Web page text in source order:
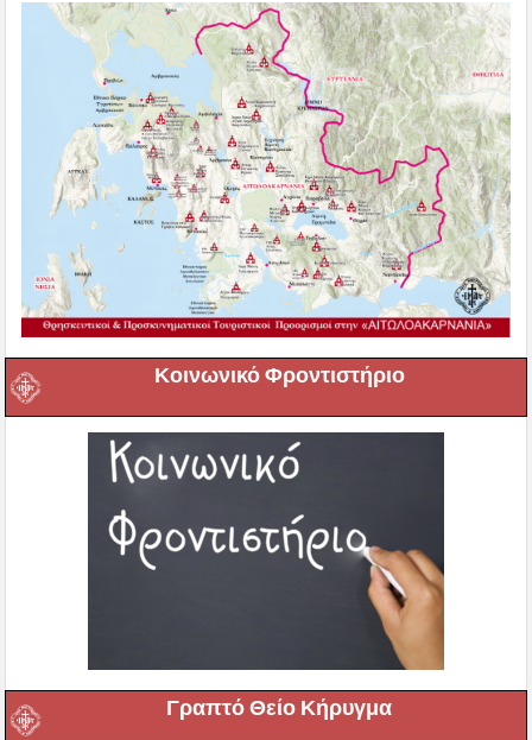
Κοινωνικό Φροντιστήριο
Γραπτό Θείο Κήρυγμα